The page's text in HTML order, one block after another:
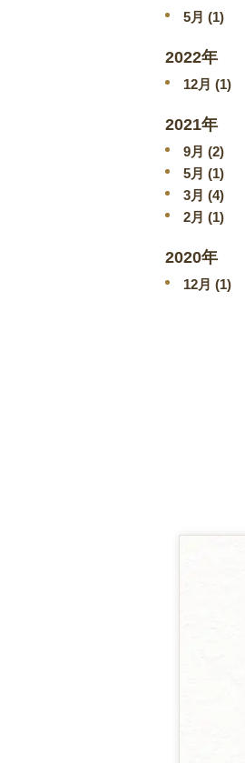
5月 (1)
2022年
12月 (1)
2021年
9月 (2)
5月 (1)
3月 (4)
2月 (1)
2020年
12月 (1)